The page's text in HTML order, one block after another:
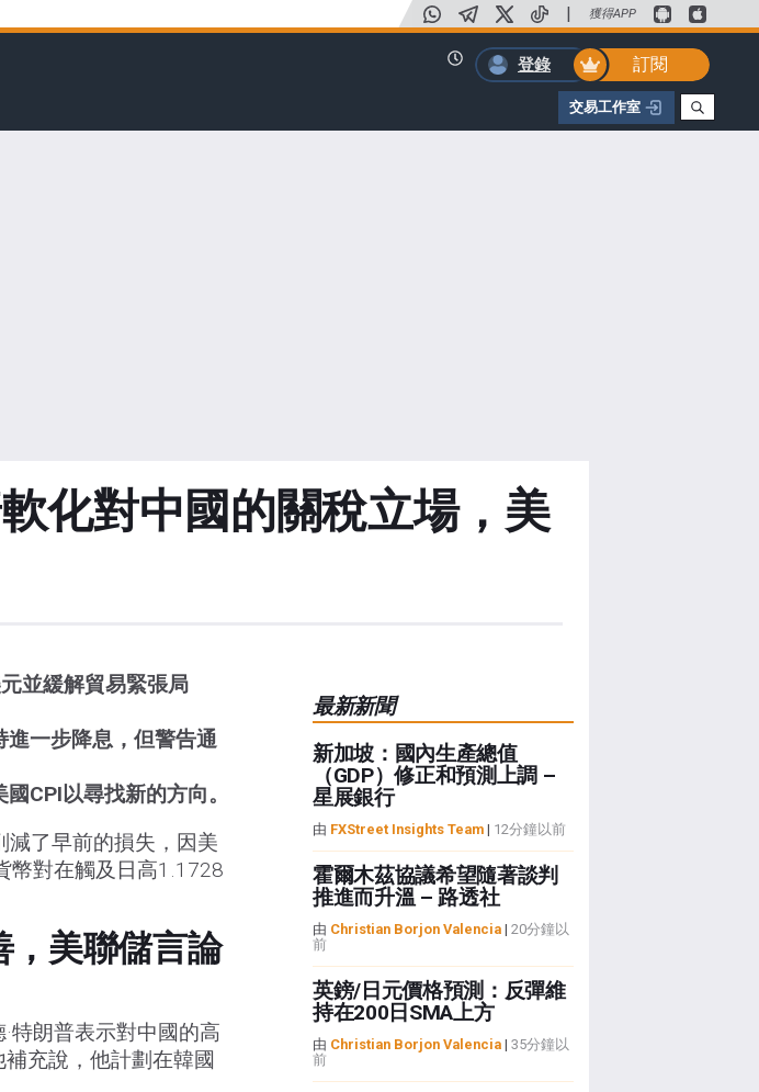
| 獲得APP
登錄
訂閱
交易工作室
化對中國的關稅立場，美
並緩解貿易緊張局
一步降息，但警告通
CPI以尋找新的方向。
了早前的損失，因美
幣對在觸及日高1.1728
，美聯儲言論
特朗普表示對中國的高
充說，他計劃在韓國
最新新聞
新加坡：國內生產總值
（GDP）修正和預測上調 –
星展銀行
由 FXStreet Insights Team| 12分鐘以前
霍爾木茲協議希望隨著談判
推進而升溫 – 路透社
由 Christian Borjon Valencia| 20分鐘以
前
英鎊/日元價格預測：反彈維
持在200日SMA上方
由 Christian Borjon Valencia| 35分鐘以
前